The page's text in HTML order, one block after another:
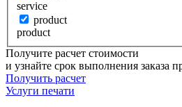
service
product
product
Получите расчет стоимости
и узнайте срок выполнения заказа
Получить расчет
Услуги печати